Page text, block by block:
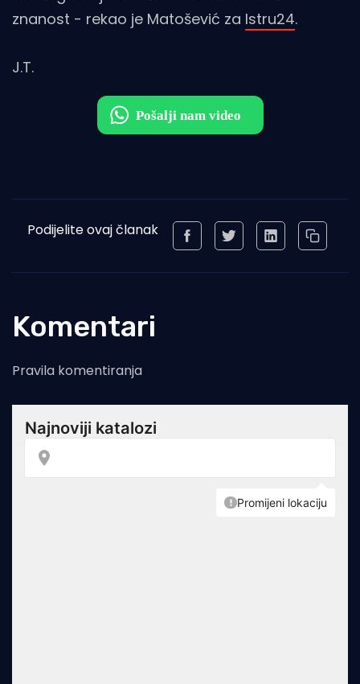
znanost - rekao je Matošević za Istru24.
J.T.
Podijelite ovaj članak
Komentari
Pravila komentiranja